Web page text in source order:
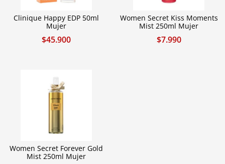
Clinique Happy EDP 50ml
Mujer
$45.900
Women Secret Kiss Moments
Mist 250ml Mujer
$7.990
Women Secret Forever Gold
Mist 250ml Mujer